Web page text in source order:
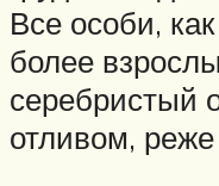
Все особи,
более
серебристый
отливом,